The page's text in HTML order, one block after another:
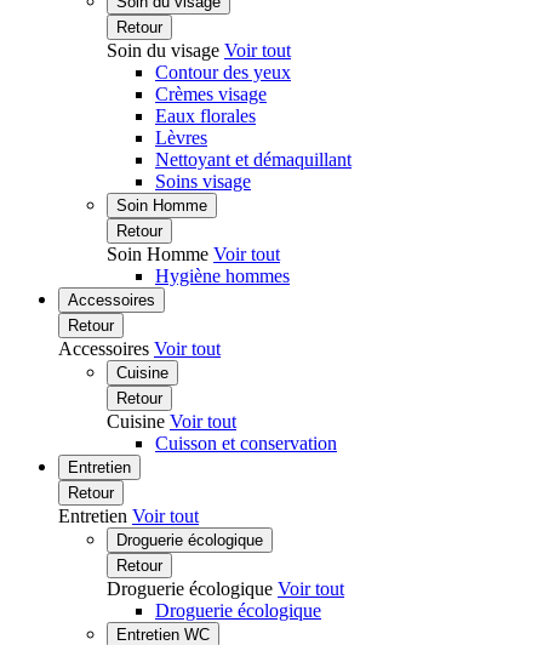
Retour
Soin du visage Voir tout
Contour des yeux
Crèmes visage
Eaux florales
Lèvres
Nettoyant et démaquillant
Soins visage
Soin Homme
Retour
Soin Homme Voir tout
Hygiène hommes
Accessoires
Retour
Accessoires Voir tout
Cuisine
Retour
Cuisine Voir tout
Cuisson et conservation
Entretien
Retour
Entretien Voir tout
Droguerie écologique
Retour
Droguerie écologique Voir tout
Droguerie écologique
Entretien WC